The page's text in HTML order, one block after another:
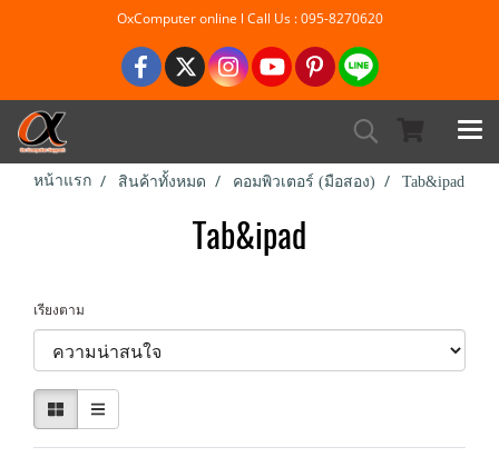
OxComputer online l Call Us : 095-8270620
หน้าแรก สินค้าทั้งหมด คอมพิวเตอร์ (มือสอง) Tab&ipad
Tab&ipad
เรียงตาม